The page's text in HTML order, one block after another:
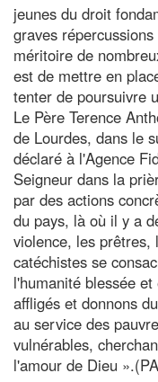
jeunes du droit
graves
méritoire de
est de mettre en
tenter de poursuivre
Le Père Terence
de Lourdes, dans le
déclaré à l'Agence
Seigneur dans la
par des actions
du pays, là où il y a
violence, les prêtres,
catéchistes se
l'humanité blessée
affligés et donnons
au service des
vulnérables,
l'amour de Dieu